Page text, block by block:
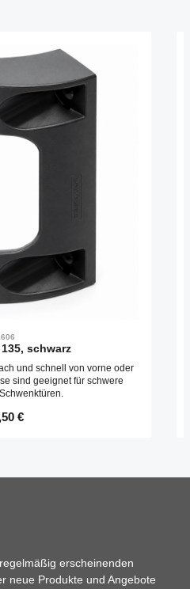
schwarz
und schnell von vorne oder
sind geeignet für schwere
Preis:
€
erscheinenden
neue Produkte und Angebote